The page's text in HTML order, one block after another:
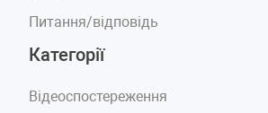
Категорії
Відеоспостереження
Питання/відповідь